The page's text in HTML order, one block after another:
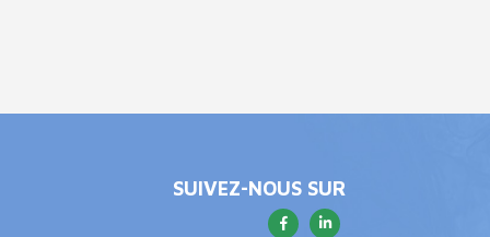
SUIVEZ-NOUS SUR